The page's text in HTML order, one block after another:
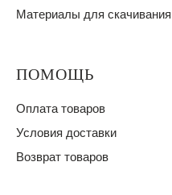
Материалы для скачивания
ПОМОЩЬ
Оплата товаров
Условия доставки
Возврат товаров